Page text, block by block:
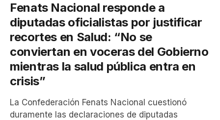
Fenats Nacional responde a
diputadas oficialistas por justificar
recortes en Salud: “No se
conviertan en voceras del Gobierno
mientras la salud pública entra en
crisis”
La Confederación Fenats Nacional cuestionó
duramente las declaraciones de diputadas